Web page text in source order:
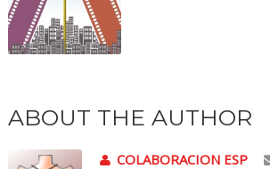
ABOUT THE AUTHOR
COLABORACION ESP